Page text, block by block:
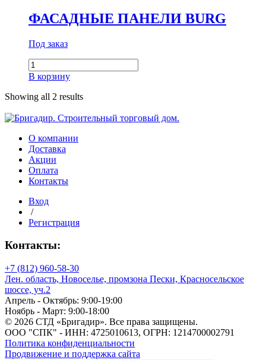
Единица измерения
Единица измерения
Форма
Группа горючести
Группа горючести
Класс эмиссии
ШЕРСТИ
ФАСАДНЫЕ ПАНЕЛИ BURG
Под заказ
Количество
товара
ФАСАДНЫЕ
ПАНЕЛИ
В корзину
Showing all 2 results
О компании
Доставка
Акции
Оплата
Контакты
Вход
/
Регистрация
Контакты:
+7 (812) 960-58-30
Лен. область, Новоселье, промзона Пески, Красносельское
шоссе, уч.2
Апрель - Октябрь: 9:00-19:00
Ноябрь - Март: 9:00-18:00
© 2026 СТД «Бригадир». Все права защищены.
ООО "СПК" - ИНН: 4725010613, ОГРН: 1214700002791
Политика конфиденциальности
Продвижение и поддержка сайта